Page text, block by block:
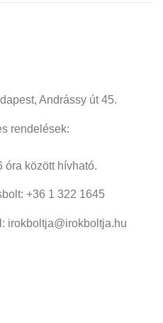
Andrássy út 45.
rendelések:
óra között hívható.
+36 1 322 1645
irokboltja@irokboltja.hu